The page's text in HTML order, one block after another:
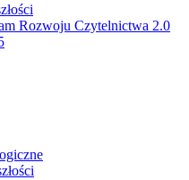
Rozwoju Czytelnictwa 2.0